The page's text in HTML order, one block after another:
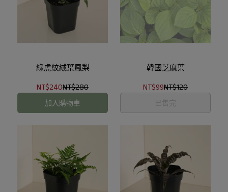
綠虎紋絨葉鳳梨
NT$240NT$280
加入購物車
韓國芝麻葉
NT$99NT$120
已售完